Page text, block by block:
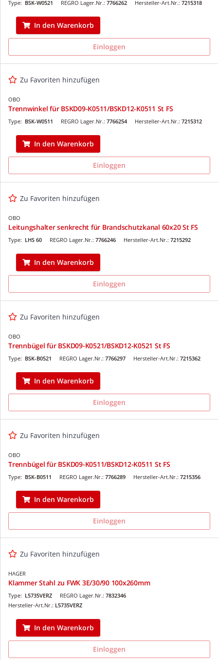
REGRO Lager.Nr.: 7766262
Type: BSK-W0521 Hersteller-Art.Nr.: 7215318
In den Warenkorb
Einloggen
Zu Favoriten hinzufügen
OBO
Trennwinkel für BSKD09-K0511/BSKD12-K0511 St FS
REGRO Lager.Nr.: 7766254
Type: BSK-W0511 Hersteller-Art.Nr.: 7215312
In den Warenkorb
Einloggen
Zu Favoriten hinzufügen
OBO
Leitungshalter senkrecht für Brandschutzkanal 60x20 St FS
REGRO Lager.Nr.: 7766246
Type: LHS 60 Hersteller-Art.Nr.: 7215292
In den Warenkorb
Einloggen
Zu Favoriten hinzufügen
OBO
Trennbügel für BSKD09-K0521/BSKD12-K0521 St FS
REGRO Lager.Nr.: 7766297
Type: BSK-B0521 Hersteller-Art.Nr.: 7215362
In den Warenkorb
Einloggen
Zu Favoriten hinzufügen
OBO
Trennbügel für BSKD09-K0511/BSKD12-K0511 St FS
REGRO Lager.Nr.: 7766289
Type: BSK-B0511 Hersteller-Art.Nr.: 7215356
In den Warenkorb
Einloggen
Zu Favoriten hinzufügen
HAGER
Klammer Stahl zu FWK 3E/30/90 100x260mm
REGRO Lager.Nr.: 7832346
Type: L5735VERZ
Hersteller-Art.Nr.: L5735VERZ
In den Warenkorb
Einloggen